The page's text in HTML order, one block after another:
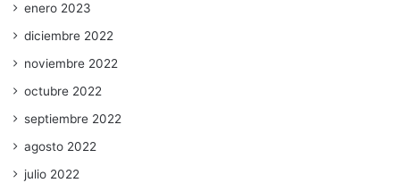
enero 2023
diciembre 2022
noviembre 2022
octubre 2022
septiembre 2022
agosto 2022
julio 2022